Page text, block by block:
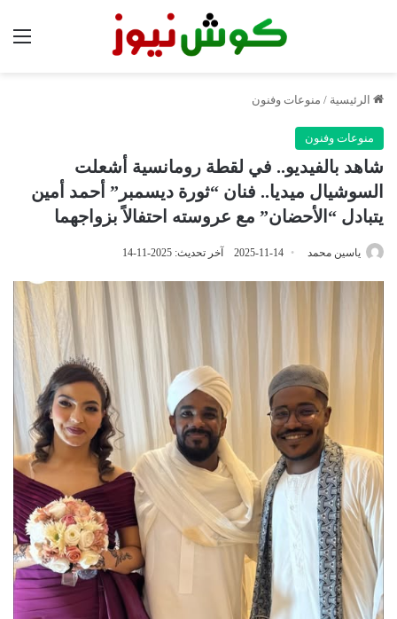
الرئيسية / منوعات وفنون
منوعات وفنون
شاهد بالفيديو.. في لقطة رومانسية أشعلت
السوشيال ميديا.. فنان “ثورة ديسمبر” أحمد أمين
يتبادل “الأحضان” مع عروسته احتفالاً بزواجهما
ياسين محمد 2025-11-14 آخر تحديث: 2025-11-14